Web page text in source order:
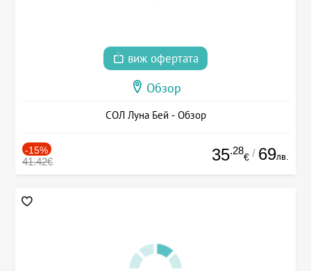
виж офертата
Обзор
СОЛ Луна Бей - Обзор
-15%
41.42€ 35.28
€ / 69лв.